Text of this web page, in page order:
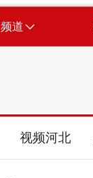
频道
视频河北